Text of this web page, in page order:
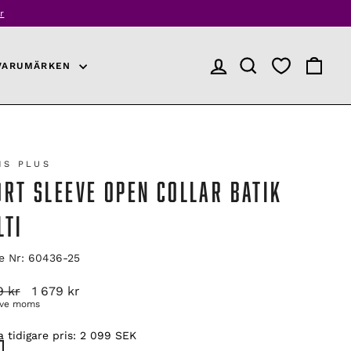
LOGGA INPRODUKTSÖKNING
PLUS
SLEEVE OPEN COLLAR BATIK
Nr: 60436-25
kr Reapris
1 679 kr
moms
tidigare pris: 2 099 SEK